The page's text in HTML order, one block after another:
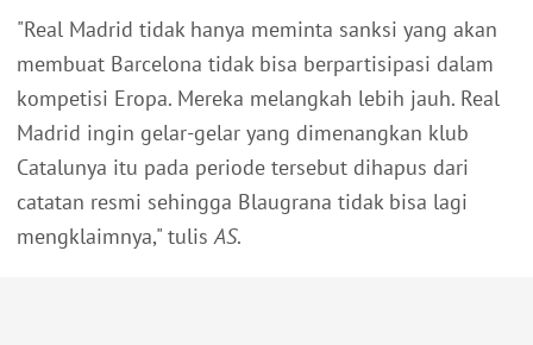
"Real Madrid tidak hanya meminta sanksi yang akan
membuat Barcelona tidak bisa berpartisipasi dalam
kompetisi Eropa. Mereka melangkah lebih jauh. Real
Madrid ingin gelar-gelar yang dimenangkan klub
Catalunya itu pada periode tersebut dihapus dari
catatan resmi sehingga Blaugrana tidak bisa lagi
mengklaimnya," tulisAS.